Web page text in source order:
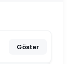
Göster